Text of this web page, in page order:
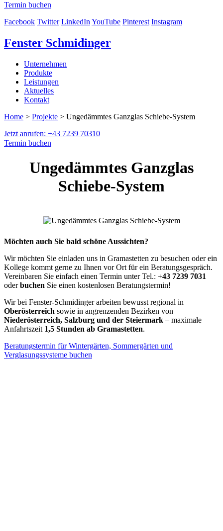
Termin buchen
Facebook Twitter LinkedInYouTube Pinterest Instagram
Fenster Schmidinger
Unternehmen
Produkte
Leistungen
Aktuelles
Kontakt
Home > Projekte > Ungedämmtes Ganzglas Schiebe-System
Jetzt anrufen: +43 7239 70310
Termin buchen
Ungedämmtes Ganzglas
Schiebe-System
Möchten auch Sie bald schöne Aussichten?
Wir möchten Sie einladen uns in Gramastetten zu besuchen oder ein
Kollege kommt gerne zu Ihnen vor Ort für ein Beratungsgespräch.
Vereinbaren Sie einfach einen Termin unter Tel.: +43 7239 7031
oderbuchen Sie einen kostenlosen Beratungstermin!
Wir bei Fenster-Schmidinger arbeiten bewusst regional in
Oberösterreich sowie in angrenzenden Bezirken von
Niederösterreich, Salzburg und der Steiermark – maximale
Anfahrtszeit 1,5 Stunden ab Gramastetten.
Beratungstermin für Wintergärten, Sommergärten und
Verglasungssysteme buchen